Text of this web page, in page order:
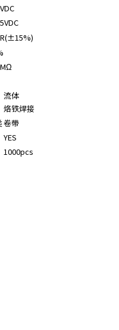
流体
烙铁焊接
卷带
YES
1000pcs